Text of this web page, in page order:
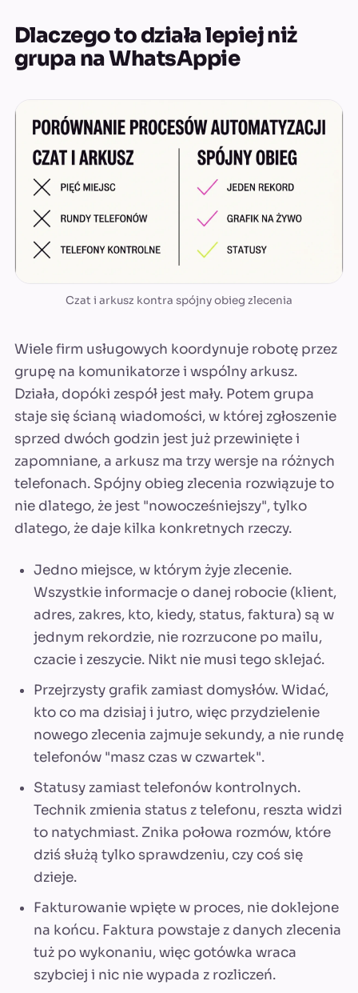
Dlaczego to działa lepiej niż
grupa na WhatsAppie
Czat i arkusz kontra spójny obieg zlecenia
Wiele firm usługowych koordynuje robotę przez
grupę na komunikatorze i wspólny arkusz.
Działa, dopóki zespół jest mały. Potem grupa
staje się ścianą wiadomości, w której zgłoszenie
sprzed dwóch godzin jest już przewinięte i
zapomniane, a arkusz ma trzy wersje na różnych
telefonach. Spójny obieg zlecenia rozwiązuje to
nie dlatego, że jest "nowocześniejszy", tylko
dlatego, że daje kilka konkretnych rzeczy.
Jedno miejsce, w którym żyje zlecenie.
Wszystkie informacje o danej robocie (klient,
adres, zakres, kto, kiedy, status, faktura) są w
jednym rekordzie, nie rozrzucone po mailu,
czacie i zeszycie. Nikt nie musi tego sklejać.
Przejrzysty grafik zamiast domysłów. Widać,
kto co ma dzisiaj i jutro, więc przydzielenie
nowego zlecenia zajmuje sekundy, a nie rundę
telefonów "masz czas w czwartek".
Statusy zamiast telefonów kontrolnych.
Technik zmienia status z telefonu, reszta widzi
to natychmiast. Znika połowa rozmów, które
dziś służą tylko sprawdzeniu, czy coś się
dzieje.
Fakturowanie wpięte w proces, nie doklejone
na końcu. Faktura powstaje z danych zlecenia
tuż po wykonaniu, więc gotówka wraca
szybciej i nic nie wypada z rozliczeń.